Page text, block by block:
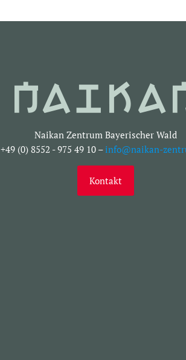
Naikan Zentrum Bayerischer Wald
+49 (0) 8552 - 975 49 10 –info@naikan-
Kontakt